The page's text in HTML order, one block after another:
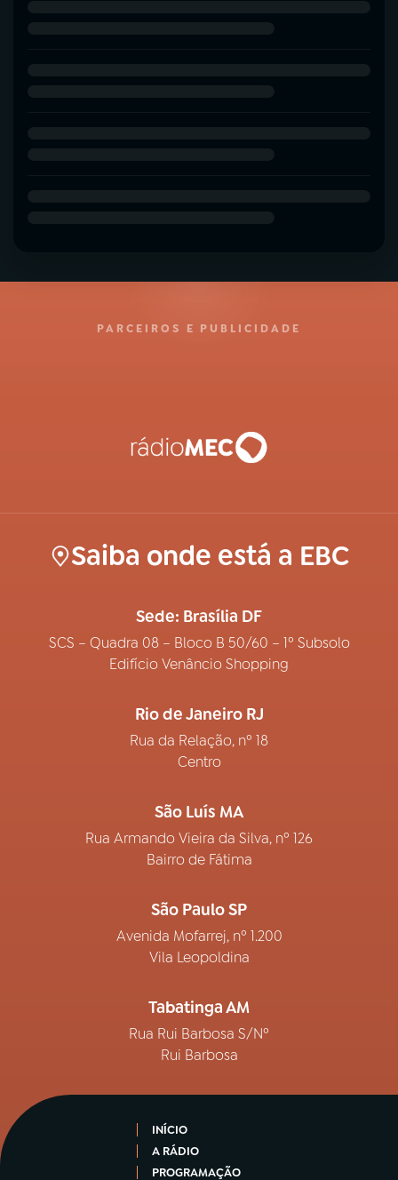
PARCEIROS E PUBLICIDADE
Saiba onde está a EBC
Sede: Brasília DF
SCS – Quadra 08 – Bloco B 50/60 – 1º Subsolo
Edifício Venâncio Shopping
Rio de Janeiro RJ
Rua da Relação, nº 18
Centro
São Luís MA
Rua Armando Vieira da Silva, nº 126
Bairro de Fátima
São Paulo SP
Avenida Mofarrej, nº 1.200
Vila Leopoldina
Tabatinga AM
Rua Rui Barbosa S/Nº
Rui Barbosa
INÍCIO
A RÁDIO
PROGRAMAÇÃO